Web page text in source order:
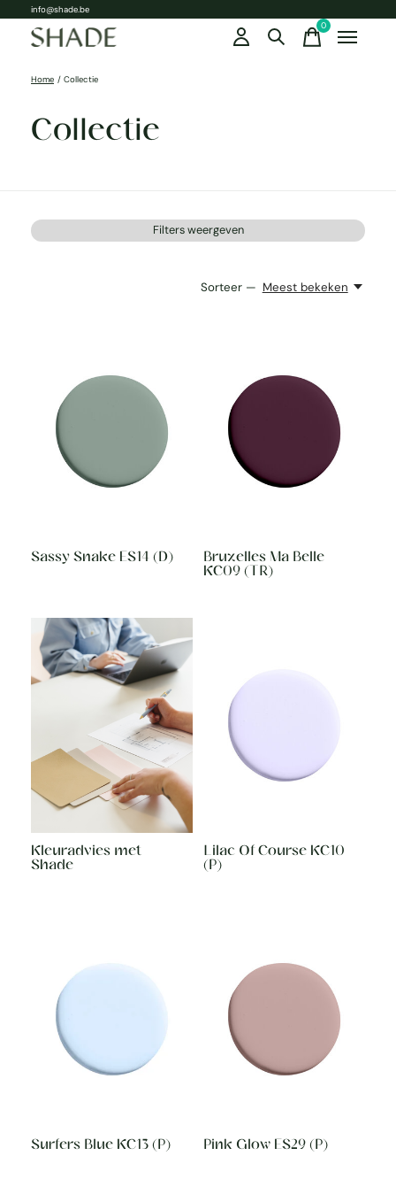
info@shade.be
0items
Home / Collectie
Collectie
Filters weergeven
Sorteer — Meest bekeken
Sassy Snake ES14 (D)
Bruxelles Ma Belle
KC09 (TR)
Kleuradvies met
Shade
Lilac Of Course KC10
(P)
Surfers Blue KC13 (P) Pink Glow ES29 (P)